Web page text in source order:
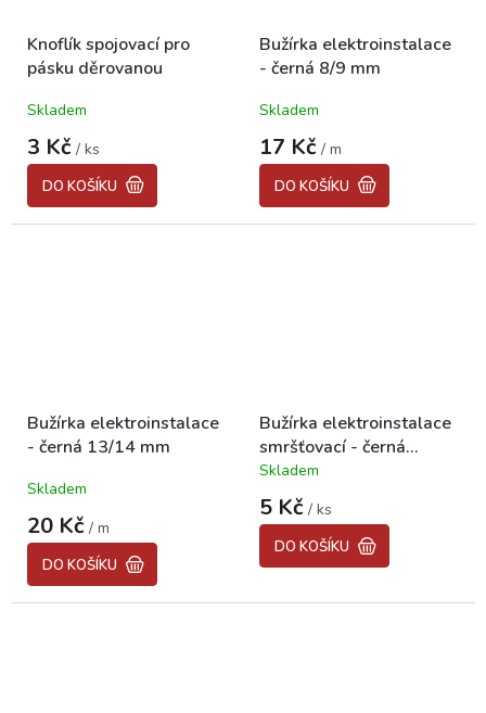
Knoflík spojovací pro
pásku děrovanou
Skladem
3 Kč / ks
DO KOŠÍKU
Bužírka elektroinstalace
- černá 8/9 mm
Skladem
17 Kč / m
DO KOŠÍKU
Bužírka elektroinstalace
- černá 13/14 mm
Skladem
20 Kč / m
DO KOŠÍKU
Bužírka elektroinstalace
smršťovací - černá
d=4,8mm, délka 100mm
Průměrné
hodnocení
produktu
5,0
Skladem
5 Kč / ks
DO KOŠÍKU